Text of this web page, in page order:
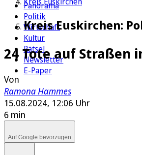
Panorama
Politik
Wirtschaft
Kultur
Rätsel
Newsletter
E-Paper
Kreis Euskirchen:
24 Tote auf Straßen
Von
Ramona Hammes
15.08.2024, 12:06 Uhr
6 min
Auf Google bevorzugen